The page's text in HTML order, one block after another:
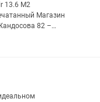
13.6 M2
Магазин